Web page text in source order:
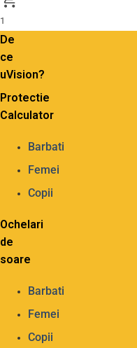
1
De
ce
uVision?
Protectie
Calculator
Barbati
Femei
Copii
Ochelari
de
soare
Barbati
Femei
Copii